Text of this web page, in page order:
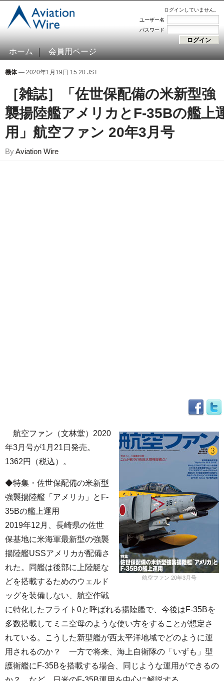
ログインしていません。
ユーザー名
パスワード
ホーム 会員用ページ
機体— 2020年1月19日 15:20 JST
［雑誌］「佐世保配備の米新型強
襲揚陸艦アメリカとF-35Bの艦上
用」航空ファン 20年3月号
ByAviation Wire
航空ファン 20年3月号
航空ファン（文林堂）2020
年3月号が1月21日発売。
1362円（税込）。
◆特集・佐世保配備の米新型
強襲揚陸艦「アメリカ」とF-
35Bの艦上運用
2019年12月、長崎県の佐世
保基地に米海軍最新型の強襲
揚陸艦USSアメリカが配備さ
れた。同艦は後部に上陸艇な
どを搭載するためのウェルド
ッグを装備しない、航空作戦
に特化したフライト0と呼ばれる揚陸艦で、今後はF-35Bを
多数搭載してミニ空母のような使い方をすることが想定さ
れている。こうした新型艦が西太平洋地域でどのように運
用されるのか？ 一方で将来、海上自衛隊の「いずも」型
護衛艦にF-35Bを搭載する場合、同じような運用ができるの